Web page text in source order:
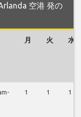
空港 発の
月 火 水
1 1 1